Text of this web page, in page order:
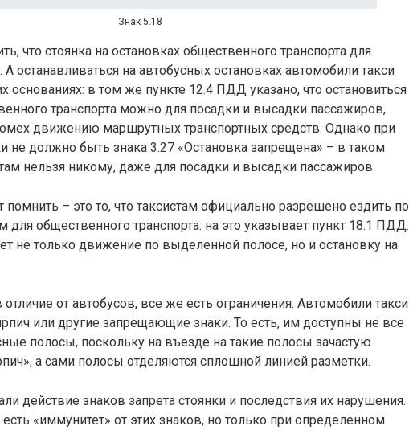
Знак 5.18
что стоянка на остановках общественного транспорта для
А останавливаться на автобусных остановках автомобили такси
основаниях: в том же пункте 12.4 ПДД указано, что остановиться
транспорта можно для посадки и высадки пассажиров,
движению маршрутных транспортных средств. Однако при
не должно быть знака 3.27 «Остановка запрещена» – в таком
нельзя никому, даже для посадки и высадки пассажиров.
– это то, что таксистам официально разрешено ездить по
общественного транспорта: на это указывает пункт 18.1 ПДД.
не только движение по выделенной полосе, но и остановку на
отличие от автобусов, все же есть ограничения. Автомобили такси
или другие запрещающие знаки. То есть, им доступны не все
полосы, поскольку на въезде на такие полосы зачастую
а сами полосы отделяются сплошной линией разметки.
действие знаков запрета стоянки и последствия их нарушения.
«иммунитет» от этих знаков, но только при определенном